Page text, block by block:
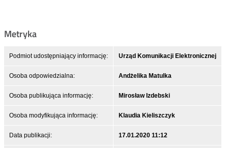
Metryka
Podmiot udostępniający informację: Urząd Komunikacji Elektronicznej
Osoba odpowiedzialna: Andżelika Matulka
Osoba publikująca informację: Mirosław Izdebski
Osoba modyfikująca informację: Klaudia Kieliszczyk
Data publikacji: 17.01.2020 11:12